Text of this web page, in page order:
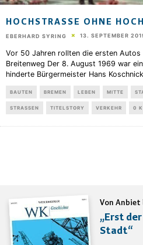
HOCHSTRASSE OHNE
EBERHARD SYRING 13. SEPTEMBER
Vor 50 Jahren rollten die ersten
Breitenweg Der 8. August 1969 war
hinderte Bürgermeister Hans
BAUTEN BREMEN LEBEN MITTE
STRASSEN TITELSTORY VERKEHR 0
Von Anbiet
„Erst
Stadt“